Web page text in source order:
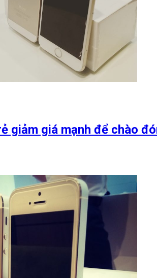
giảm giá mạnh để chào